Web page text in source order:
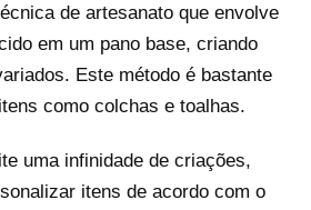
de artesanato que envolve
em um pano base, criando
Este método é bastante
como colchas e toalhas.
uma infinidade de criações,
itens de acordo com o